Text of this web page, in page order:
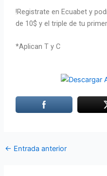
!Registrate en Ecuabet y
de 10$ y el triple de tu
*Aplican T y C
← Entrada anterior